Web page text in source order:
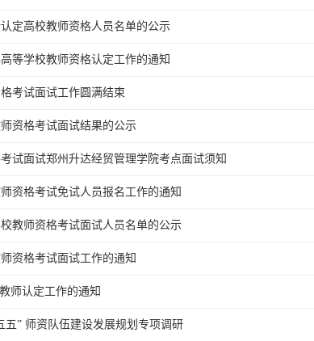
定高校教师资格人员名单的公示
等学校教师资格认定工作的通知
考试面试工作圆满结束
资格考试面试结果的公示
试面试郑州升达经贸管理学院考点面试须知
资格考试免试人员报名工作的通知
教师资格考试面试人员名单的公示
资格考试面试工作的通知
师认定工作的通知
五” 师资队伍建设发展规划专项调研